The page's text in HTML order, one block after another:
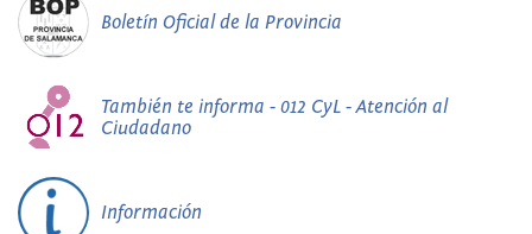
Boletín Oficial de la Provincia
También te informa - 012 CyL - Atención al
Ciudadano
Información